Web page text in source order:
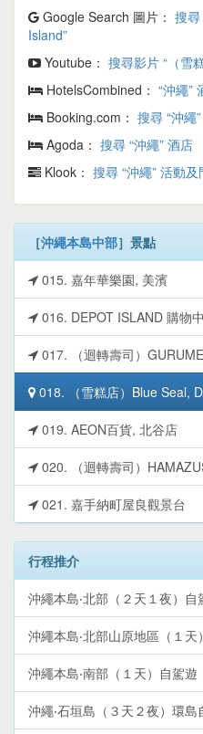
Google Search 圖片： 搜
Island”
Youtube： 搜尋影片 “（雪
HotelsCombined： “沖繩”
Booking.com： 搜尋 “沖繩
Agoda： 搜尋 “沖繩” 酒店
Klook： 搜尋 “沖繩” 活動及
［沖繩本島中部］景點
015. 嘉年華樂園, 美濱
016. DEPOT ISLAND 購物
017. （迴轉壽司）
018. （雪糕店）Blue Seal,
019. AEON百貨, 北谷店
020. （迴轉壽司）
021. 嘉手納町屋良觀景台
行程推介
沖繩本島‧北部（２天１夜）自
沖繩本島‧北部山原地區（１天
沖繩本島‧南部（１天）自駕遊
沖繩‧石垣島（３天２夜）環島